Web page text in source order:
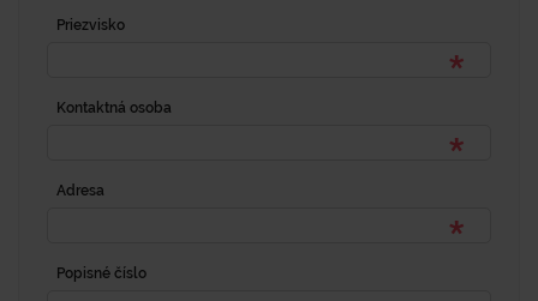
Priezvisko
Kontaktná osoba
Adresa
Popisné číslo